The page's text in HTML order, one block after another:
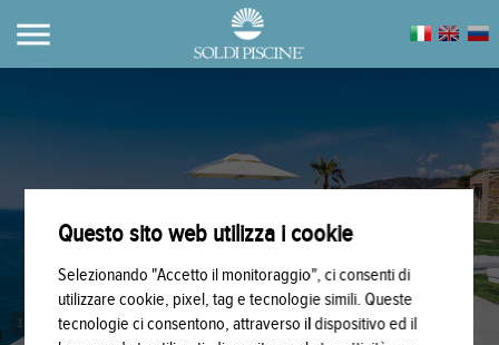
1
Questo sito web utilizza i cookie
Selezionando "Accetto il monitoraggio", ci consenti di
utilizzare cookie, pixel, tag e tecnologie simili. Queste
tecnologie ci consentono, attraverso il dispositivo ed il